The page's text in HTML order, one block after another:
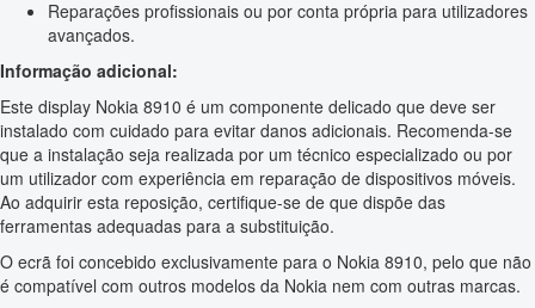
Reparações profissionais ou por conta própria para utilizadores
avançados.
Informação adicional:
Este display Nokia 8910 é um componente delicado que deve ser
instalado com cuidado para evitar danos adicionais. Recomenda-se
que a instalação seja realizada por um técnico especializado ou por
um utilizador com experiência em reparação de dispositivos móveis.
Ao adquirir esta reposição, certifique-se de que dispõe das
ferramentas adequadas para a substituição.
O ecrã foi concebido exclusivamente para o Nokia 8910, pelo que não
é compatível com outros modelos da Nokia nem com outras marcas.